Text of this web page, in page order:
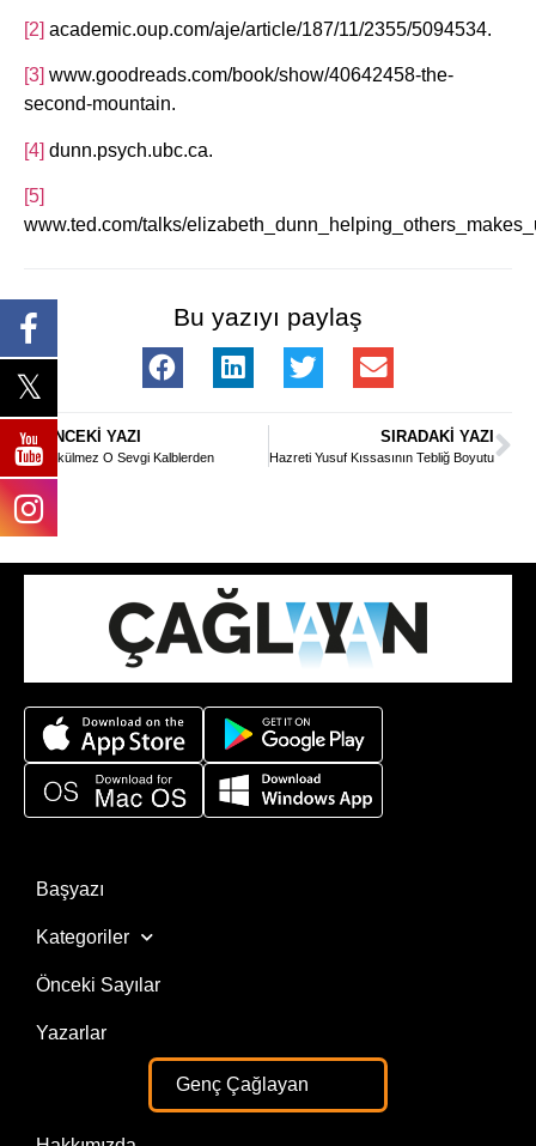
[2] academic.oup.com/aje/article/187/11/2355/5094534.
[3] www.goodreads.com/book/show/40642458-the-
second-mountain.
[4] dunn.psych.ubc.ca.
[5]
www.ted.com/talks/
Bu yazıyı paylaş
ÖNCEKI YAZI
Sökülmez O Sevgi Kalblerden
SIRADAKI YAZI
Hazreti Yusuf Kıssasının Tebliğ Boyutu
Başyazı
Kategoriler
Önceki Sayılar
Yazarlar
Genç Çağlayan